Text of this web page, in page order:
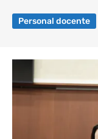
Personal docente